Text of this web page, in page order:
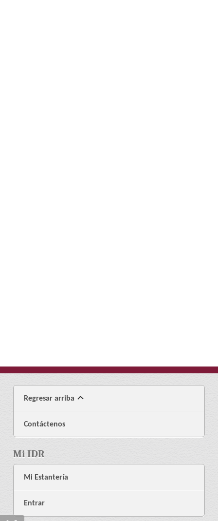
Regresar arriba
Contáctenos
Mi IDR
Mi Estantería
Entrar